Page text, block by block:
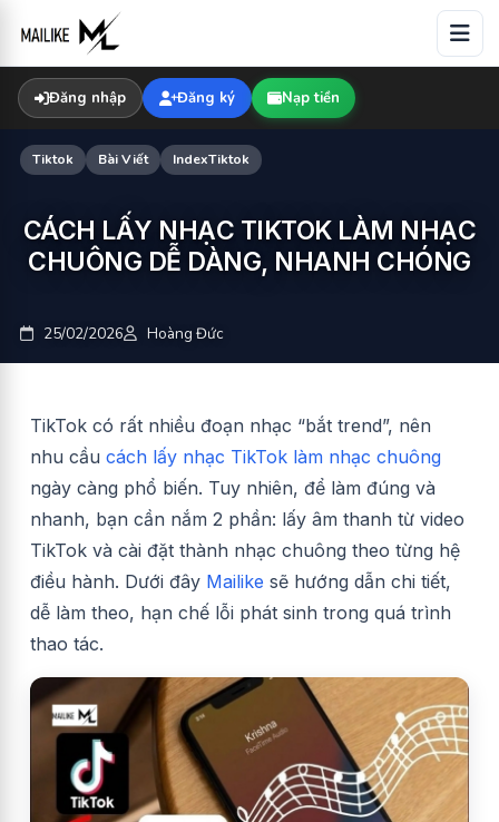
content
Đăng nhập Đăng ký Nạp tiền
Tiktok Bài Viết IndexTiktok
CÁCH LẤY NHẠC TIKTOK LÀM NHẠC
CHUÔNG DỄ DÀNG, NHANH CHÓNG
25/02/2026 Hoàng Đức
TikTok có rất nhiều đoạn nhạc “bắt trend”, nên
nhu cầu cách lấy nhạc TikTok làm nhạc chuông
ngày càng phổ biến. Tuy nhiên, để làm đúng và
nhanh, bạn cần nắm 2 phần: lấy âm thanh từ video
TikTok và cài đặt thành nhạc chuông theo từng hệ
điều hành. Dưới đây Mailike sẽ hướng dẫn chi tiết,
dễ làm theo, hạn chế lỗi phát sinh trong quá trình
thao tác.